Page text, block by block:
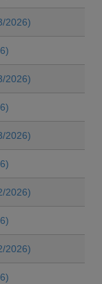
2026)
2026)
2026)
2026)
2026)